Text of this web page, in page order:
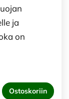
ja
on
Ostoskoriin